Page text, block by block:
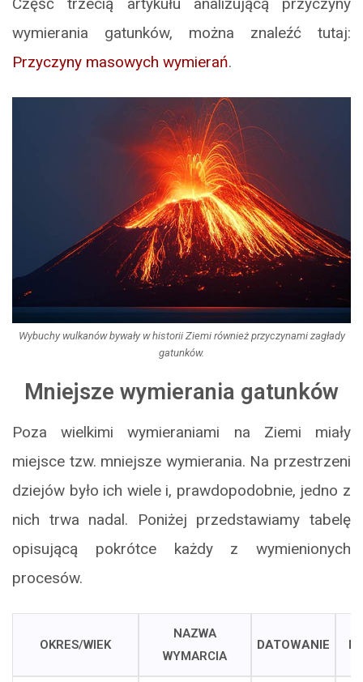
wymierania gatunków, można znaleźć tutaj:
Przyczyny masowych wymierań.
Wybuchy wulkanów bywały w historii Ziemi również przyczynami zagłady
gatunków.
Mniejsze wymierania gatunków
Poza wielkimi wymieraniami na Ziemi miały
miejsce tzw. mniejsze wymierania. Na przestrzeni
dziejów było ich wiele i, prawdopodobnie, jedno z
nich trwa nadal. Poniżej przedstawiamy tabelę
opisującą pokrótce każdy z wymienionych
procesów.
OKRES/WIEK
NAZWA
WYMARCIA
DATOWANIE